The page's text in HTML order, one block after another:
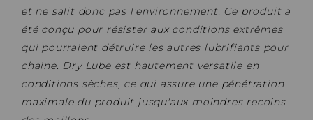
et ne salit donc pas l'environnement. Ce produit a
été conçu pour résister aux conditions extrêmes
qui pourraient détruire les autres lubrifiants pour
chaine. Dry Lube est hautement versatile en
conditions sèches, ce qui assure une pénétration
maximale du produit jusqu'aux moindres recoins